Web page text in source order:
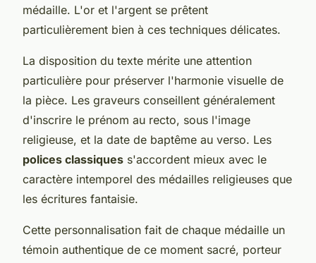
médaille. L'or et l'argent se prêtent
particulièrement bien à ces techniques délicates.
La disposition du texte mérite une attention
particulière pour préserver l'harmonie visuelle de
la pièce. Les graveurs conseillent généralement
d'inscrire le prénom au recto, sous l'image
religieuse, et la date de baptême au verso. Les
polices classiques s'accordent mieux avec le
caractère intemporel des médailles religieuses que
les écritures fantaisie.
Cette personnalisation fait de chaque médaille un
témoin authentique de ce moment sacré, porteur